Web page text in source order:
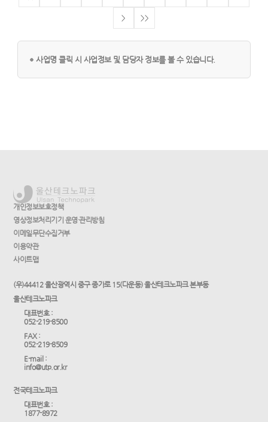
> >>
사업명 클릭 시 사업정보 및 담당자 정보를 볼 수 있습니다.
개인정보보호정책
영상정보처리기기 운영·관리방침
이메일무단수집거부
이용약관
사이트맵
(우)44412 울산광역시 중구 종가로 15(다운동) 울산테크노파크 본부동
울산테크노파크
대표번호 :
052-219-8500
FAX :
052-219-8509
E-mail :
info@utp.or.kr
전국테크노파크
대표번호 :
1877-8972